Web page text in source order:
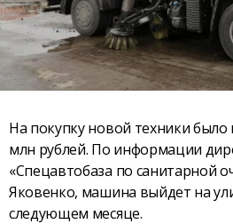
На покупку новой техники было
млн рублей. По информации
«Спецавтобаза по санитарной
Яковенко, машина выйдет на
следующем месяце.